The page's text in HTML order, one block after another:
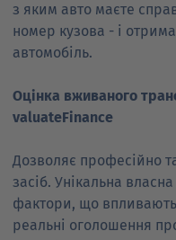
з яким авто маєте
номер кузова - і
автомобіль.
Оцінка вживаного
valuateFinance
Дозволяє професійно
засіб. Унікальна
фактори, що
реальні оголошення